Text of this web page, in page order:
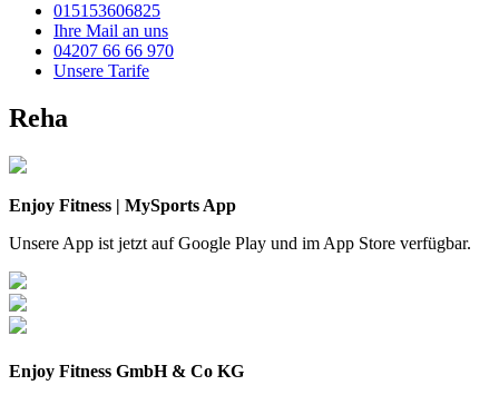
015153606825
Ihre Mail an uns
04207 66 66 970
Unsere Tarife
Reha
Enjoy Fitness | MySports App
Unsere App ist jetzt auf Google Play und im App Store verfügbar.
Enjoy Fitness GmbH & Co KG